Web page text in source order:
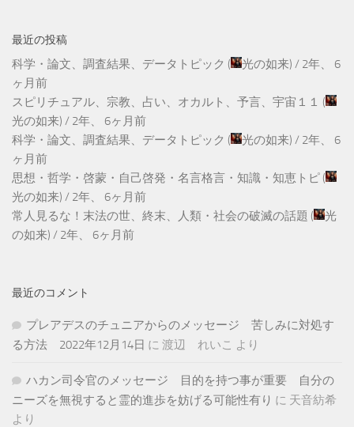
最近の投稿
科学・論文、調査結果、データトピック ( 光の如来) / 2年、 6
ヶ月前
スピリチュアル、宗教、占い、オカルト、予言、宇宙１１ (
光の如来) / 2年、 6ヶ月前
科学・論文、調査結果、データトピック ( 光の如来) / 2年、 6
ヶ月前
思想・哲学・啓蒙・自己啓発・名言格言・知識・知恵トピ (
光の如来) / 2年、 6ヶ月前
常人見るな！末法の世、終末、人類・社会の破滅の話題 (
光
の如来) / 2年、 6ヶ月前
最近のコメント
プレアデスのチュニアからのメッセージ 苦しみに対処す
る方法 2022年12月14日 に 渡辺 れいこ より
ハカン司令官のメッセージ 目的を持つ事が重要 自分の
ニーズを無視すると霊的進歩を妨げる可能性有り に 天音紡希
より